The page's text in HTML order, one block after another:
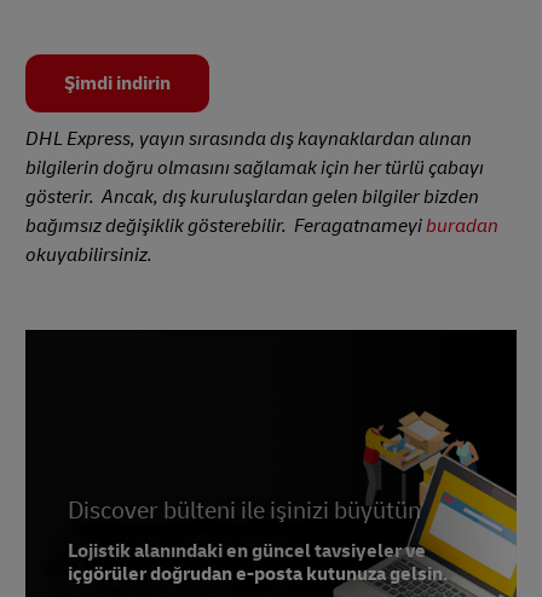
Şimdi indirin
DHL Express, yayın sırasında dış kaynaklardan alınan
bilgilerin doğru olmasını sağlamak için her türlü çabayı
gösterir. Ancak, dış kuruluşlardan gelen bilgiler bizden
bağımsız değişiklik gösterebilir. Feragatnameyiburadan
okuyabilirsiniz.
Discover bülteni ile işinizi büyütün
Lojistik alanındaki en güncel tavsiyeler ve
içgörüler doğrudan e-posta kutunuza gelsin.